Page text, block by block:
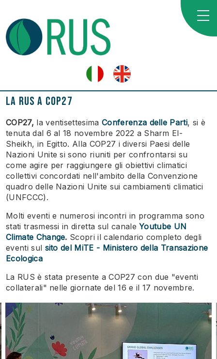
La RUS a COP27
COP27, la ventisettesimaConferenza delle Parti, si è
tenuta dal 6 al 18 novembre 2022 a Sharm El-
Sheikh, in Egitto. Alla COP27 i diversi Paesi delle
Nazioni Unite si sono riuniti per confrontarsi su
come agire per raggiungere gli obiettivi climatici
collettivi concordati nell'ambito della Convenzione
quadro delle Nazioni Unite sui cambiamenti climatici
(UNFCCC).
Molti eventi e numerosi incontri in programma sono
stati trasmessi in diretta sul canaleYoutube UN
Climate Change. Scopri il calendario completo degli
eventi sul sito del MiTE - Ministero della Transazione
Ecologica
La RUS è stata presente a COP27 con due "eventi
collaterali" nelle giornate del 16 e il 17 novembre.